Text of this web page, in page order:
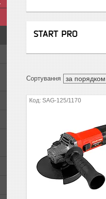
START PRO
SAG-125/1170